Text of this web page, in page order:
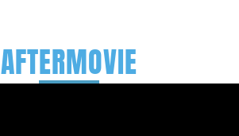
AFTERMOVIE